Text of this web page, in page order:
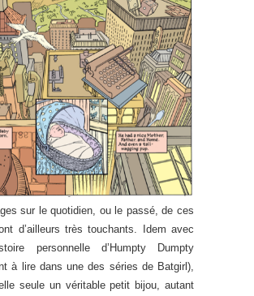
sur le quotidien, ou le passé, de ces
d’ailleurs très touchants. Idem avec
personnelle d’Humpty Dumpty
à lire dans une des séries de Batgirl),
seule un véritable petit bijou, autant